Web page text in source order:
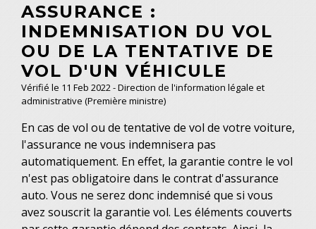
ASSURANCE :
INDEMNISATION DU VOL
OU DE LA TENTATIVE DE
VOL D'UN VÉHICULE
Vérifié le 11 Feb 2022 - Direction de l'information légale et
administrative (Première ministre)
En cas de vol ou de tentative de vol de votre voiture,
l'assurance ne vous indemnisera pas
automatiquement. En effet, la garantie contre le vol
n'est pas obligatoire dans le contrat d'assurance
auto. Vous ne serez donc indemnisé que si vous
avez souscrit la garantie vol. Les éléments couverts